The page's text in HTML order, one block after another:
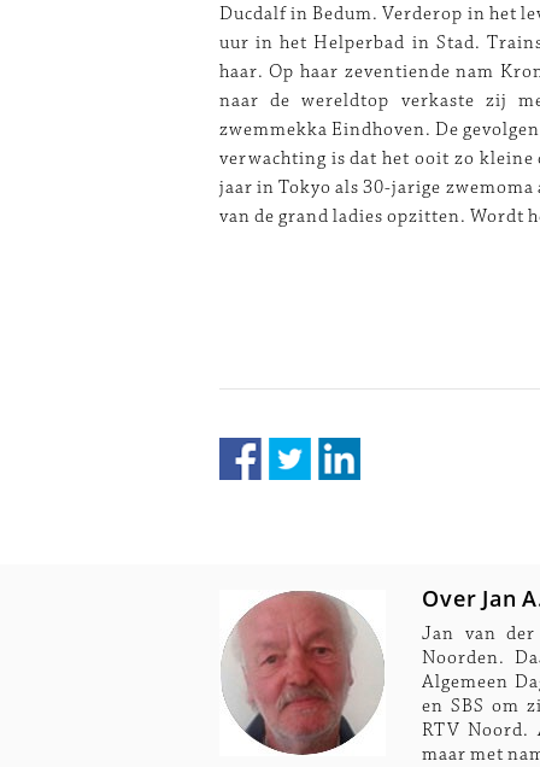
Ducdalf in Bedum. Verderop in het
uur in het Helperbad in Stad.
haar. Op haar zeventiende nam
naar de wereldtop verkaste zij
zwemmekka Eindhoven. De
verwachting is dat het ooit zo kleine
jaar in Tokyo als 30-jarige
van de grand ladies opzitten. Wordt
Over Jan
Jan van
Noorden.
Algemeen
en SBS om
RTV
maar met